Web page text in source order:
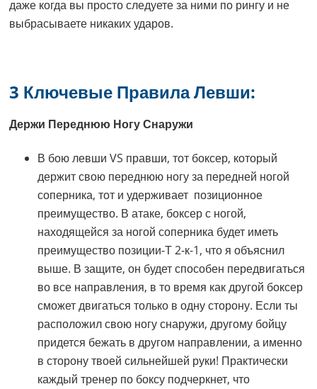
даже когда вы просто следуете за ними по рингу и не
выбрасываете никаких ударов.
3 Ключевые Правила Левши:
Держи Переднюю Ногу Снаружи
В бою левши VS правши, тот боксер, который
держит свою переднюю ногу за передней ногой
соперника, тот и удерживает позиционное
преимущество. В атаке, боксер с ногой,
находящейся за ногой соперника будет иметь
преимущество позиции-Т 2-к-1, что я объяснил
выше. В защите, он будет способен передвигаться
во все направления, в то время как другой боксер
сможет двигаться только в одну сторону. Если ты
расположил свою ногу снаружи, другому бойцу
придется бежать в другом направлении, а именно
в сторону твоей сильнейшей руки! Практически
каждый тренер по боксу подчеркнет, что